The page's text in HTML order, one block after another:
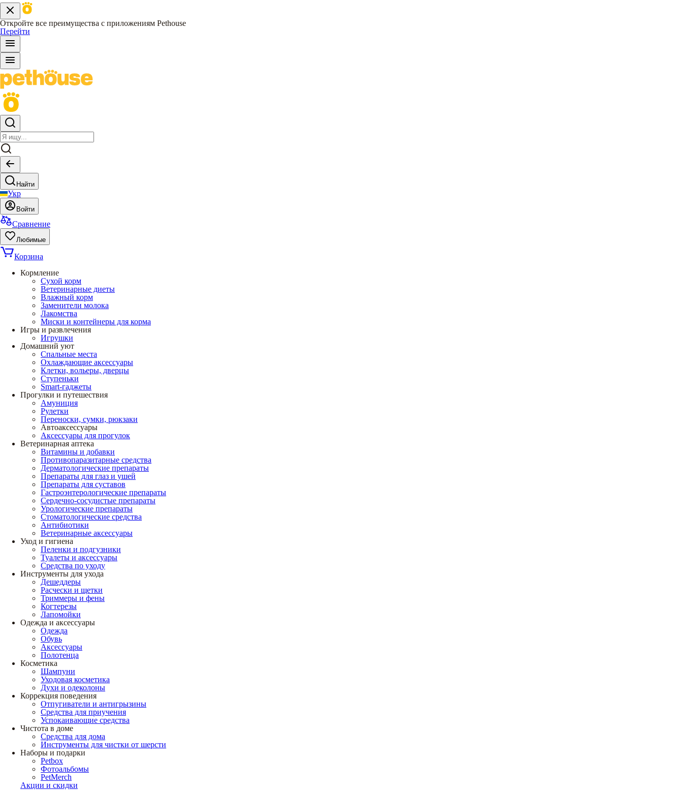
Откройте все преимущества с приложениям Pethouse
Перейти
Найти
Укр
Войти
Сравнение
Любимые
Корзина
Кормление
Сухой корм
Ветеринарные диеты
Влажный корм
Заменители молока
Лакомства
Миски и контейнеры для корма
Игры и развлечения
Игрушки
Домашний уют
Спальные места
Охлаждающие аксессуары
Клетки, вольеры, дверцы
Ступеньки
Smart-гаджеты
Прогулки и путешествия
Амуниция
Рулетки
Переноски, сумки, рюкзаки
Автоаксессуары
Аксессуары для прогулок
Ветеринарная аптека
Витамины и добавки
Противопаразитарные средства
Дерматологические препараты
Препараты для глаз и ушей
Препараты для суставов
Гастроэнтерологические препараты
Сердечно-сосудистые препараты
Урологические препараты
Стоматологические средства
Антибиотики
Ветеринарные аксессуары
Уход и гигиена
Пеленки и подгузники
Туалеты и аксессуары
Средства по уходу
Инструменты для ухода
Дешеддеры
Расчески и щетки
Триммеры и фены
Когтерезы
Лапомойки
Одежда и аксессуары
Одежда
Обувь
Аксессуары
Полотенца
Косметика
Шампуни
Уходовая косметика
Духи и одеколоны
Коррекция поведения
Отпугиватели и антигрызины
Средства для приучения
Успокаивающие средства
Чистота в доме
Средства для дома
Инструменты для чистки от шерсти
Наборы и подарки
Petbox
Фотоальбомы
PetMerch
Акции и скидки